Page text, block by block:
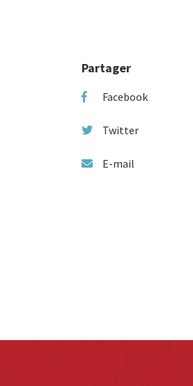
Partager
Facebook
Twitter
E-mail